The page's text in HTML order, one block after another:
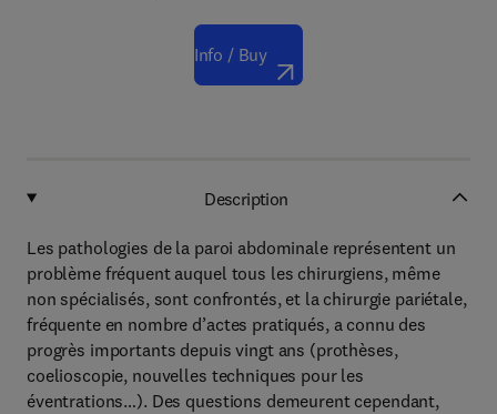
Info / Buy
Description
Les pathologies de la paroi abdominale représentent un
problème fréquent auquel tous les chirurgiens, même
non spécialisés, sont confrontés, et la chirurgie pariétale,
fréquente en nombre d’actes pratiqués, a connu des
progrès importants depuis vingt ans (prothèses,
coelioscopie, nouvelles techniques pour les
éventrations…). Des questions demeurent cependant,